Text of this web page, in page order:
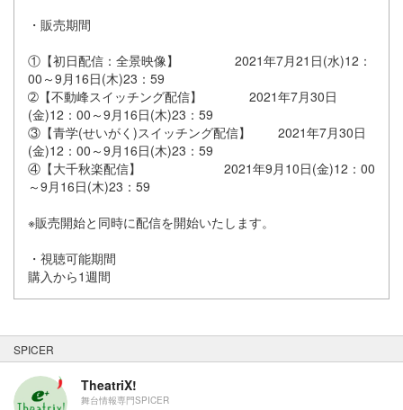
・販売期間
①【初日配信：全景映像】 2021年7月21日(水)12：
00～9月16日(木)23：59
➁【不動峰スイッチング配信】 2021年7月30日
(金)12：00～9月16日(木)23：59
③【青学(せいがく)スイッチング配信】 2021年7月30日
(金)12：00～9月16日(木)23：59
④【大千秋楽配信】 2021年9月10日(金)12：00
～9月16日(木)23：59
※販売開始と同時に配信を開始いたします。
・視聴可能期間
購入から1週間
SPICER
TheatriX!
舞台情報専門SPICER